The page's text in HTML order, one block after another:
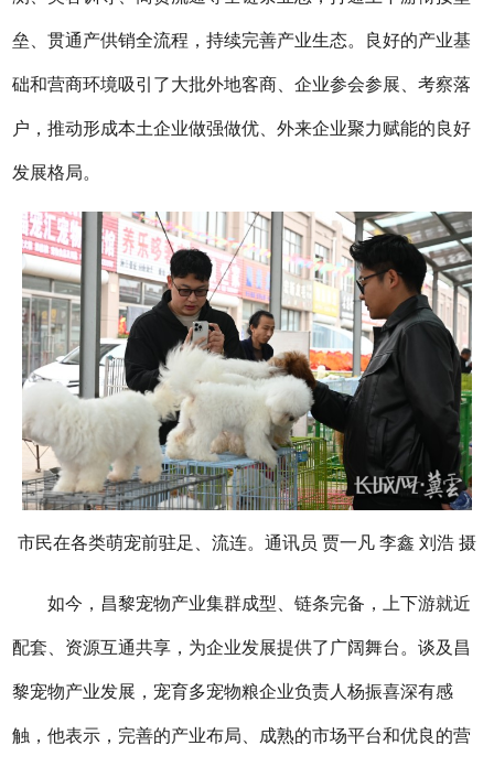
垒、贯通产供销全流程，持续完善产业生态。良好的产业基
础和营商环境吸引了大批外地客商、企业参会参展、考察落
户，推动形成本土企业做强做优、外来企业聚力赋能的良好
发展格局。
市民在各类萌宠前驻足、流连。通讯员 贾一凡 李鑫 刘浩 摄
如今，昌黎宠物产业集群成型、链条完备，上下游就近
配套、资源互通共享，为企业发展提供了广阔舞台。谈及昌
黎宠物产业发展，宠育多宠物粮企业负责人杨振喜深有感
触，他表示，完善的产业布局、成熟的市场平台和优良的营